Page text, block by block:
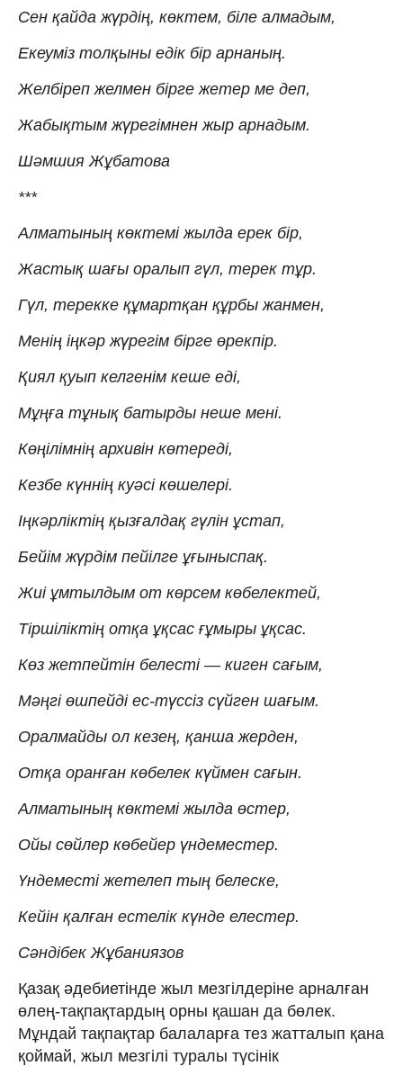
Сен қайда жүрдің, көктем, біле алмадым,
Екеуміз толқыны едік бір арнаның.
Желбіреп желмен бірге жетер ме деп,
Жабықтым жүрегімнен жыр арнадым.
Шәмшия Жұбатова
***
Алматының көктемі жылда ерек бір,
Жастық шағы оралып гүл, терек тұр.
Гүл, терекке құмартқан құрбы жанмен,
Менің іңкәр жүрегім бірге өрекпір.
Қиял қуып келгенім кеше еді,
Мұңға тұнық батырды неше мені.
Көңілімнің архивін көтереді,
Кезбе күннің куәсі көшелері.
Іңкәрліктің қызғалдақ гүлін ұстап,
Бейім жүрдім пейілге ұғыныспақ.
Жиі ұмтылдым от көрсем көбелектей,
Тіршіліктің отқа ұқсас ғұмыры ұқсас.
Көз жетпейтін белесті — киген сағым,
Мәңгі өшпейді ес-түссіз сүйген шағым.
Оралмайды ол кезең, қанша жерден,
Отқа оранған көбелек күймен сағын.
Алматының көктемі жылда өстер,
Ойы сөйлер көбейер үндеместер.
Үндеместі жетелеп тың белеске,
Кейін қалған естелік күнде елестер.
Сәндібек Жұбаниязов
Қазақ әдебиетінде жыл мезгілдеріне арналған
өлең-тақпақтардың орны қашан да бөлек.
Мұндай тақпақтар балаларға тез жатталып қана
қоймай, жыл мезгілі туралы түсінік